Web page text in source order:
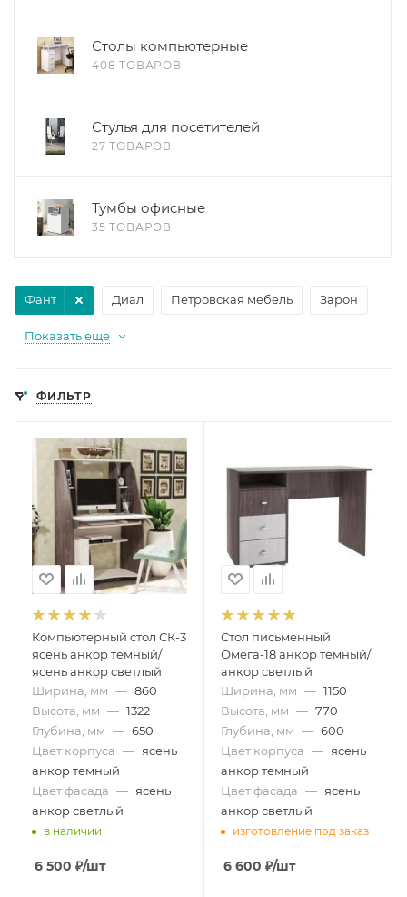
Столы компьютерные
408 ТОВАРОВ
Стулья для посетителей
27 ТОВАРОВ
Тумбы офисные
35 ТОВАРОВ
Диал Петровская мебель Зарон
Фант
Показать еще
ФИЛЬТР
Компьютерный стол СК-3
ясень анкор темный/
ясень анкор светлый
Ширина, мм — 860
Высота, мм — 1322
Глубина, мм — 650
Цвет корпуса — ясень
анкор темный
Цвет фасада — ясень
анкор светлый
в наличии
6 500 ₽/шт
Стол письменный
Омега-18 анкор темный/
анкор светлый
Ширина, мм — 1150
Высота, мм — 770
Глубина, мм — 600
Цвет корпуса — ясень
анкор темный
Цвет фасада — ясень
анкор светлый
изготовление под заказ
6 600 ₽/шт